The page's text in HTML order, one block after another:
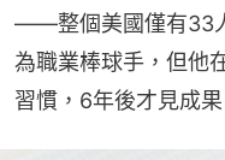
——整個美國僅有33
為職業棒球手，但他
習慣，6年後才見成